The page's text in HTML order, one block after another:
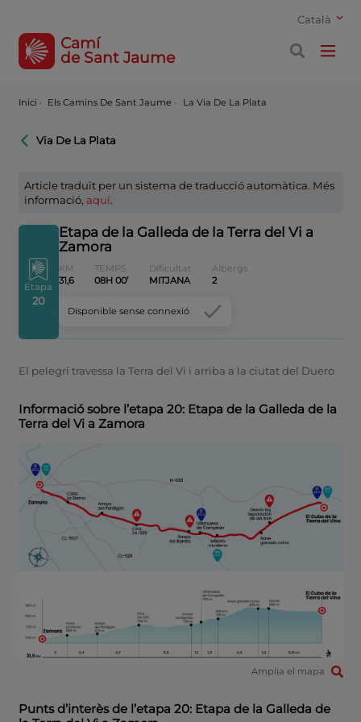
Català
Camí
de Sant Jaume
Inici · Els Camins De Sant Jaume · La Via De La Plata
Via De La Plata
Article traduït per un sistema de traducció automàtica. Més
informació, aquí.
Etapa
20
Etapa de la Galleda de la Terra del Vi a
Zamora
KM
31,6
TEMPS
08H 00’
Dificultat
MITJANA
Albergs
2
Disponible sense connexió
El pelegrí travessa la Terra del Vi i arriba a la ciutat del Duero
Informació sobre l’etapa 20: Etapa de la Galleda de la
Terra del Vi a Zamora
Amplia el mapa
Punts d’interès de l’etapa 20: Etapa de la Galleda de